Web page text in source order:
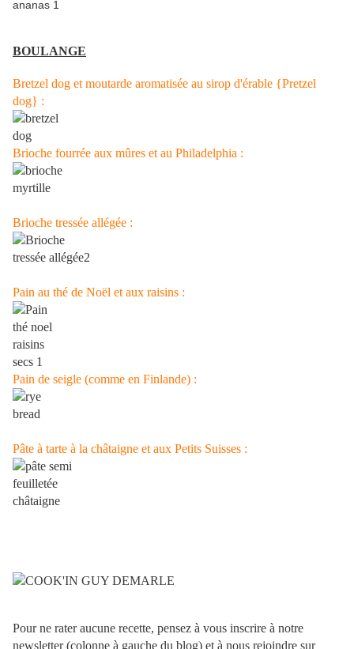
BOULANGE
Bretzel dog et moutarde aromatisée au sirop d'érable {Pretzel
dog} :
Brioche fourrée aux mûres et au Philadelphia :
Brioche tressée allégée :
Pain au thé de Noël et aux raisins :
Pain de seigle (comme en Finlande) :
Pâte à tarte à la châtaigne et aux Petits Suisses :
Pour ne rater aucune recette, pensez à vous inscrire à notre
newsletter (colonne à gauche du blog) et à nous rejoindre sur